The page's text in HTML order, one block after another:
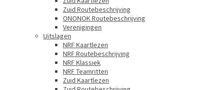
Zuid Routebeschrijving
ONONOK Routebeschrijving
Verenigingen
Uitslagen
NRF Kaartlezen
NRF Routebeschrijving
NRF Klassiek
NRF Teamritten
Zuid Kaartlezen